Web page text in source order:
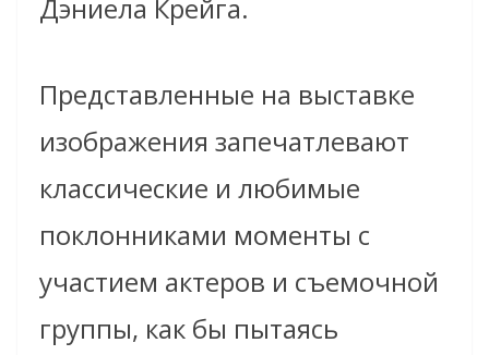
Дэниела Крейга.
Представленные на выставке
изображения запечатлевают
классические и любимые
поклонниками моменты с
участием актеров и съемочной
группы, как бы пытаясь